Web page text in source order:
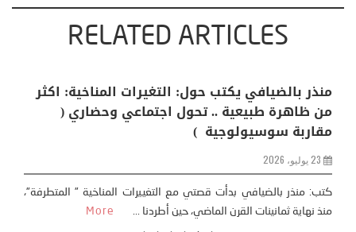
RELATED ARTICLES
منذر بالضيافي يكتب حول: التغيرات المناخية: اكثر
من ظاهرة طبيعية .. تحول اجتماعي وحضاري (
مقاربة سوسيولوجية )
23 يوليو، 2026
كتب: منذر بالضيافي بدأت قصتي مع التغييرات المناخية ” المتطرفة”،
منذ نهاية ثمانينات القرن الماضي، حين أطردنا ...
More